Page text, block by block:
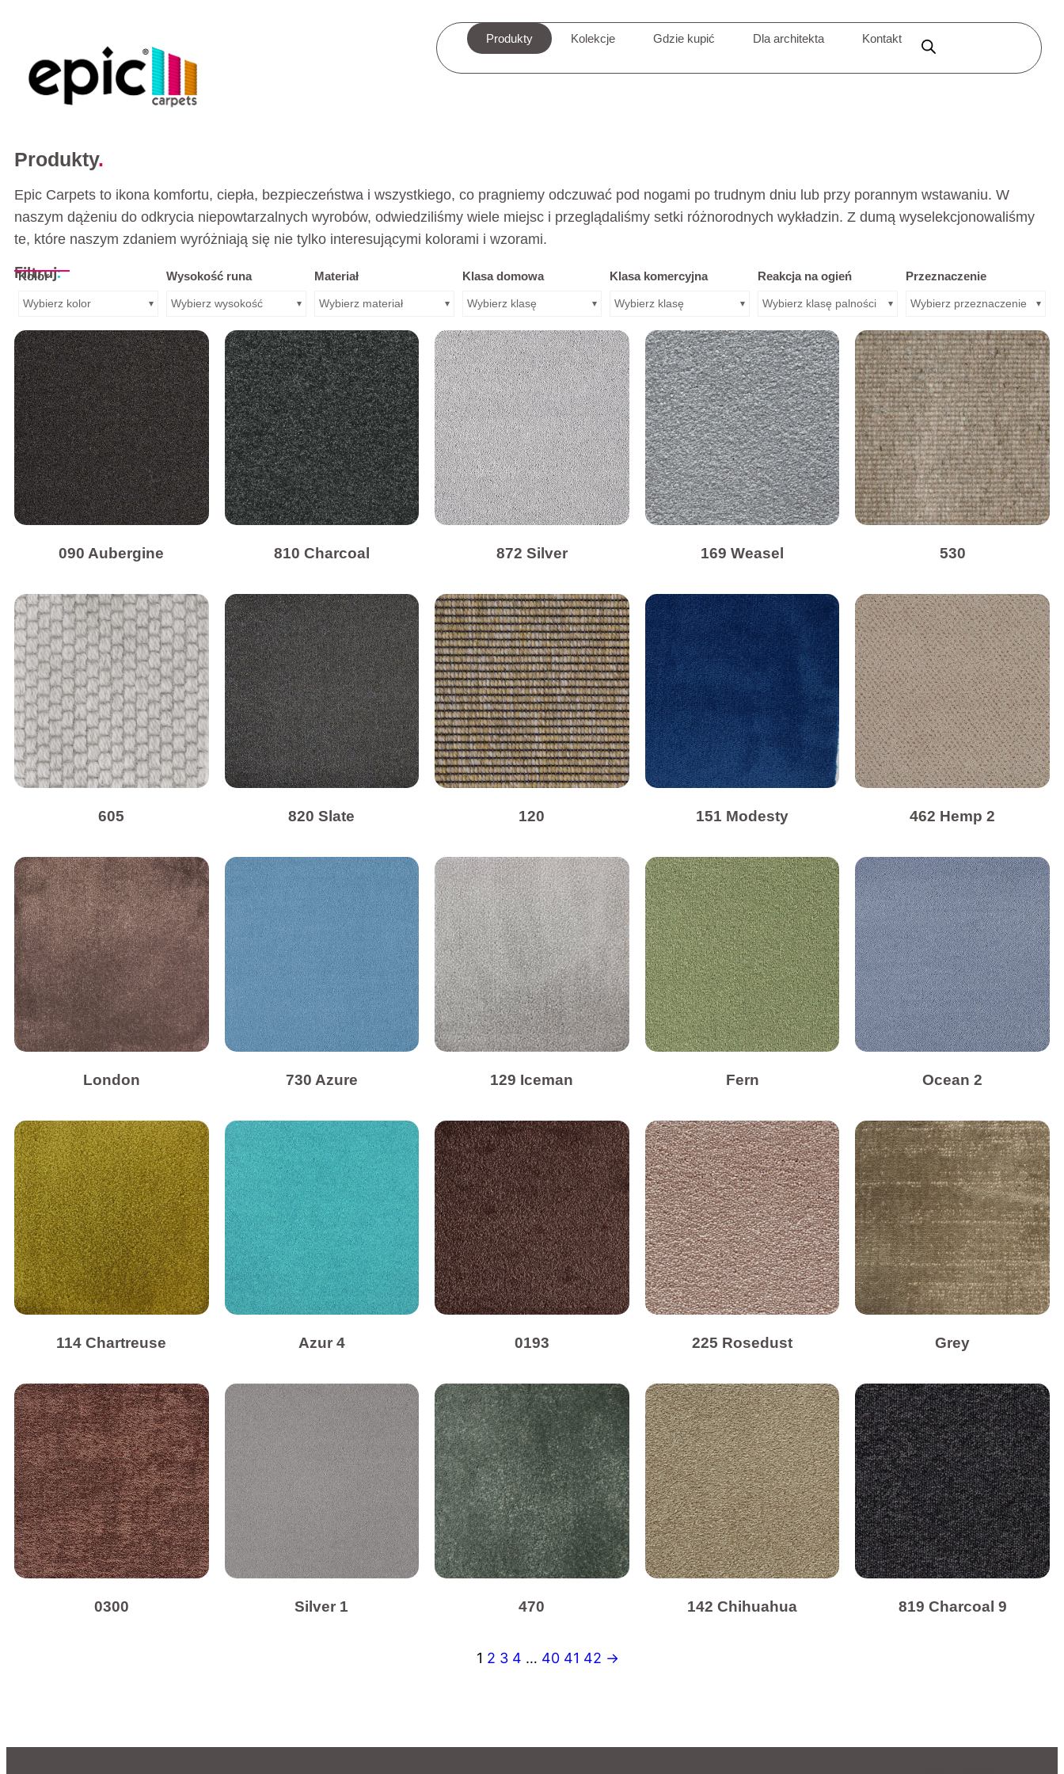
Produkty Kolekcje Gdzie kupić Dla architekta Kontakt
Produkty.
Epic Carpets to ikona komfortu, ciepła, bezpieczeństwa i wszystkiego, co pragniemy odczuwać pod nogami po trudnym dniu lub przy porannym wstawaniu. W
naszym dążeniu do odkrycia niepowtarzalnych wyrobów, odwiedziliśmy wiele miejsc i przeglądaliśmy setki różnorodnych wykładzin. Z dumą wyselekcjonowaliśmy
te, które naszym zdaniem wyróżniają się nie tylko interesującymi kolorami i wzorami.
Filtruj:
Kolor
Wybierz kolor
Wysokość runa
Wybierz wysokość
Materiał
Wybierz materiał
Klasa domowa
Wybierz klasę
Klasa komercyjna
Wybierz klasę
Reakcja na ogień
Wybierz klasę palności
Przeznaczenie
Wybierz przeznaczenie
090 Aubergine 810 Charcoal 872 Silver 169 Weasel 530
605 820 Slate 120 151 Modesty 462 Hemp 2
London 730 Azure 129 Iceman Fern Ocean 2
114 Chartreuse Azur 4 0193 225 Rosedust Grey
0300 Silver 1 470 142 Chihuahua 819 Charcoal 9
1 2 3 4 … 40 41 42 →